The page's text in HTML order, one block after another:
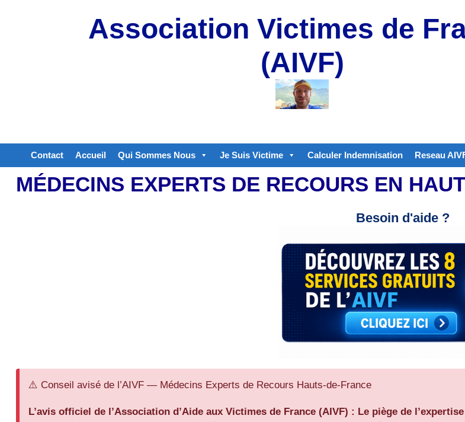
Association Victimes de
(AIVF)
Contact Accueil Qui Sommes Nous Je Suis Victime Calculer Indemnisation Reseau
MÉDECINS EXPERTS DE RECOURS EN
Besoin d'aide ?
⚠️ Conseil avisé de l’AIVF — Médecins Experts de Recours Hauts-de-France
L’avis officiel de l’Association d’Aide aux Victimes de France (AIVF) : Le piège de